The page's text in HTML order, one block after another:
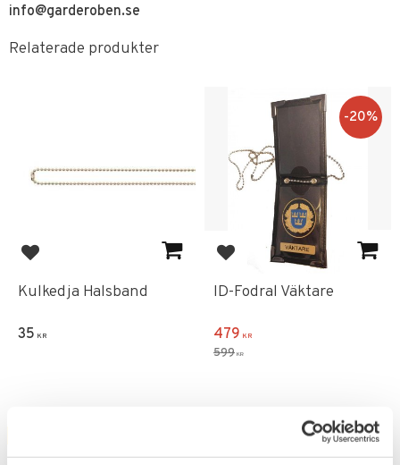
info@garderoben.se
Relaterade produkter
Lägg till i favoriter
Kulkedja Halsband
35 KR
Lägg till i favoriter
ID-Fodral Väktare
479 KR
599 KR
20%
20%